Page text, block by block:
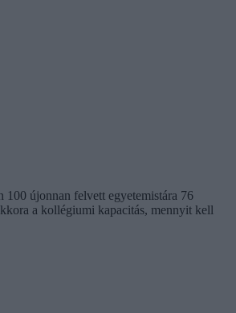
újonnan felvett egyetemistára 76
a kollégiumi kapacitás, mennyit kell